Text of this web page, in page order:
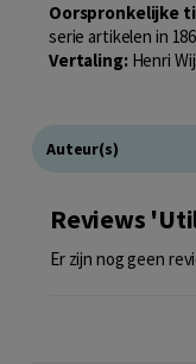
Oorspronkelijke
serie artikelen in
Vertaling:Henri
Auteur(s)
Reviews
Er zijn nog geen